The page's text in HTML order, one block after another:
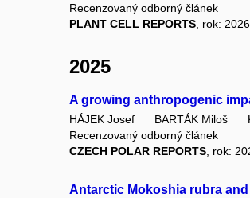
Recenzovaný odborný článek
PLANT CELL REPORTS , rok:
2025
A growing anthropogenic
HÁJEK Josef BARTÁK Miloš
Recenzovaný odborný článek
CZECH POLAR REPORTS, rok:
Antarctic Mokoshia rubra